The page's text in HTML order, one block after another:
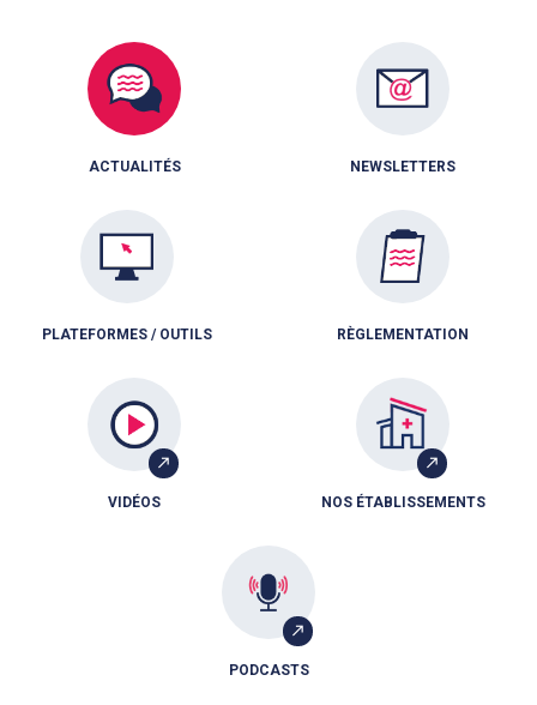
ACTUALITÉS NEWSLETTERS
PLATEFORMES / OUTILS RÈGLEMENTATION
VIDÉOS NOS ÉTABLISSEMENTS
PODCASTS